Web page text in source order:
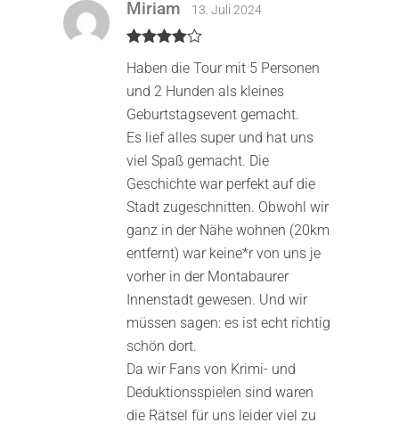
mit4von
5
Miriam 13. Juli 2024
Haben die Tour mit 5 Personen
und 2 Hunden als kleines
Geburtstagsevent gemacht.
Es lief alles super und hat uns
viel Spaß gemacht. Die
Geschichte war perfekt auf die
Stadt zugeschnitten. Obwohl wir
ganz in der Nähe wohnen (20km
entfernt) war keine*r von uns je
vorher in der Montabaurer
Innenstadt gewesen. Und wir
müssen sagen: es ist echt richtig
schön dort.
Da wir Fans von Krimi- und
Deduktionsspielen sind waren
die Rätsel für uns leider viel zu